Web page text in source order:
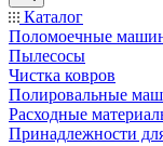
Каталог
Поломоечные
Пылесосы
Чистка ковров
Полировальные
Расходные
Принадлежности